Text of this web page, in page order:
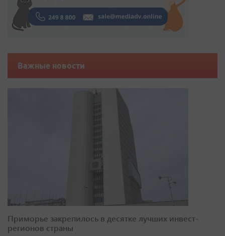
Важные новости
Приморье закрепилось в десятке лучших инвест-
регионов страны